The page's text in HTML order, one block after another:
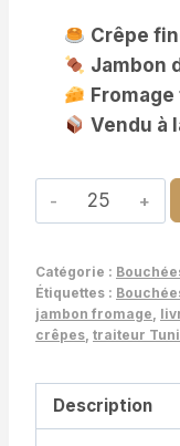
Crêpe
Jambon
Vendu à
quantité
de
Crêpes
Jambon
&
Frais
Catégorie :
Étiquettes :
jambon fromage,
crêpes, traiteur
Description